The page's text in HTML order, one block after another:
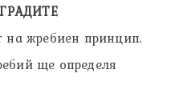
на жребиен принцип.
ще определя